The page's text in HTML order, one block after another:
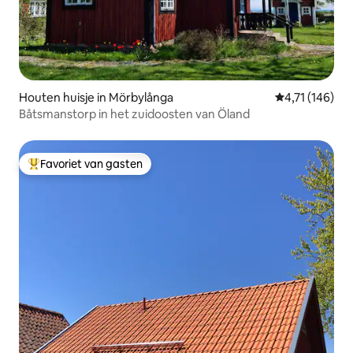
Houten huisje in Mörbylånga Gemiddelde
4,71 (146)
Båtsmanstorp in het zuidoosten van Öland
Topfavoriet van gasten
Favoriet van gasten